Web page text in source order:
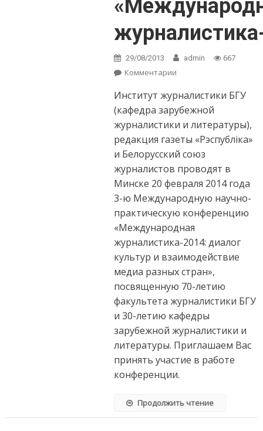
29/08/2013 admin 667
Комментарии
конференция
«Международная
журналистика-2014»
Институт журналистики БГУ
(кафедра зарубежной
журналистики и литературы),
редакция газеты «Рэспублiка»
и Белорусский союз
журналистов проводят в
Минске 20 февраля 2014 года
3-ю Международную научно-
практическую конференцию
«Международная
журналистика-2014: диалог
культур и взаимодействие
медиа разных стран»,
посвященную 70-летию
факультета журналистики БГУ
и 30-летию кафедры
зарубежной журналистики и
литературы. Приглашаем Вас
принять участие в работе
конференции.
Продолжить чтение